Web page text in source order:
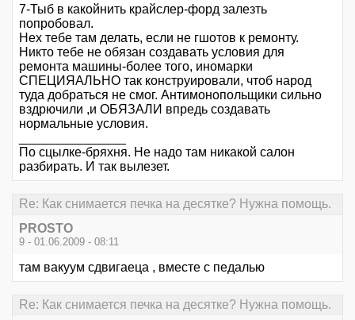
7-Тыб в какойнить крайслер-форд залезть
попробовал.
Нех тебе там делать, если не гшотов к ремонту.
Никто тебе не обязан создавать условия для
ремонта машины-более того, иномарки
СПЕЦИЯАЛЬНО так конструировали, чтоб народ
туда добраться не смог. Антимонопольщики сильно
вздрючили ,и ОБЯЗАЛИ впредь создавать
нормальные условия.
По сцылке-бряхня. Не надо там никакой салон
разбирать. И так вылезет.
Re: Как снимается печка на десятке? Нужна помощь.
PROSTO
9 - 01.06.2009 - 08:11
там вакуум сдвигаеца , вместе с педалью
Re: Как снимается печка на десятке? Нужна помощь.